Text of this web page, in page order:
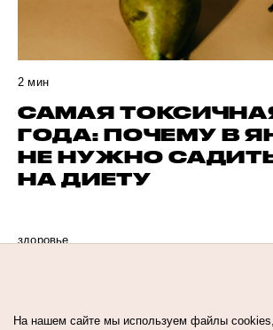
2 мин
САМАЯ
ГОДА: ПОЧЕМУ В
НЕ НУЖНО
НА ДИЕТУ
здоровье
На нашем сайте мы используем файлы